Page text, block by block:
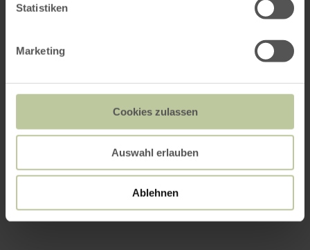
Statistiken
Marketing
Cookies zulassen
Auswahl erlauben
Ablehnen